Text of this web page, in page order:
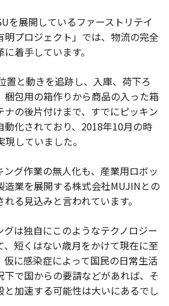
を展開しているファーストリテイ
明プロジェクト」では、物流の完全
着手しています。
置と動きを追跡し、入庫、荷下ろ
梱包用の箱作りから商品の入った箱
ナの後片付けまで、すでにピッキン
動化されており、2018年10月の時
していました。
グ作業の無人化も、産業用ロボッ
造業を展開する株式会社MUJINとの
る見込みと言われています。
は独自にこのようなテクノロジー
、短くはない歳月をかけて現在に至
仮に感染症によって国民の日常生活
で国からの要請などがあれば、そ
と加速する可能性は大いにあるでし